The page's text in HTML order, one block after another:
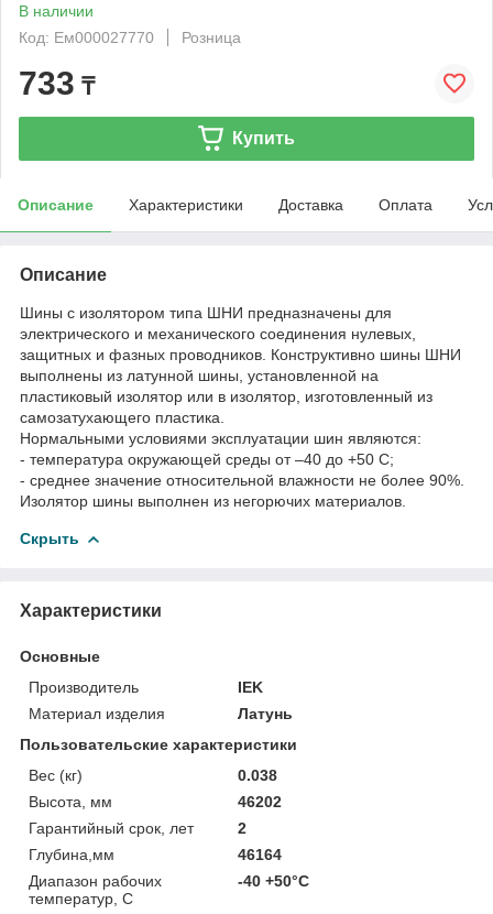
В наличии
Код: Ем000027770
Розница
733 ₸
Купить
Описание Характеристики Доставка Оплата
Описание
Шины с изолятором типа ШНИ предназначены для
электрического и механического соединения нулевых,
защитных и фазных проводников. Конструктивно шины ШНИ
выполнены из латунной шины, установленной на
пластиковый изолятор или в изолятор, изготовленный из
самозатухающего пластика.
Нормальными условиями эксплуатации шин являютcя:
- температура окружающей среды от –40 до +50 С;
- среднее значение относительной влажности не более 90%.
Изолятор шины выполнен из негорючих материалов.
Скрыть
Характеристики
Основные
Производитель
IEK
Материал изделия
Латунь
Пользовательские характеристики
Вес (кг)
0.038
Высота, мм
46202
Гарантийный срок, лет
2
Глубина,мм
46164
Диапазон рабочих
температур, С
-40 +50°C